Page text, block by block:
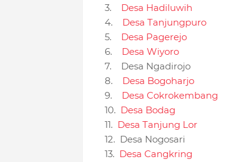
3. Desa Hadiluwih
4. Desa Tanjungpuro
5. Desa Pagerejo
6. Desa Wiyoro
7. Desa Ngadirojo
8. Desa Bogoharjo
9. Desa Cokrokembang
10. Desa Bodag
11. Desa Tanjung Lor
12. Desa Nogosari
13. Desa Cangkring